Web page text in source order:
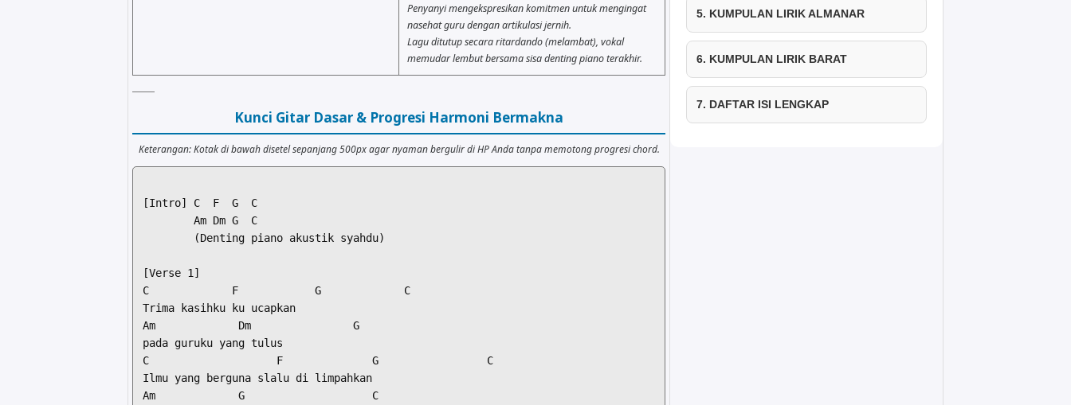
Penyanyi mengekspresikan komitmen untuk mengingat
nasehat guru dengan artikulasi jernih.
Lagu ditutup secara ritardando (melambat), vokal
memudar lembut bersama sisa denting piano terakhir.
Kunci Gitar Dasar & Progresi Harmoni Bermakna
Keterangan: Kotak di bawah disetel sepanjang 500px agar nyaman bergulir di HP Anda tanpa memotong progresi chord.
[Intro] C  F  G  C
        Am Dm G  C
        (Denting piano akustik syahdu)
[Verse 1]
C             F            G             C
Trima kasihku ku ucapkan
Am             Dm                G
pada guruku yang tulus
C                    F              G                 C
Ilmu yang berguna slalu di limpahkan
Am             G                    C
5. KUMPULAN LIRIK ALMANAR
6. KUMPULAN LIRIK BARAT
7. DAFTAR ISI LENGKAP